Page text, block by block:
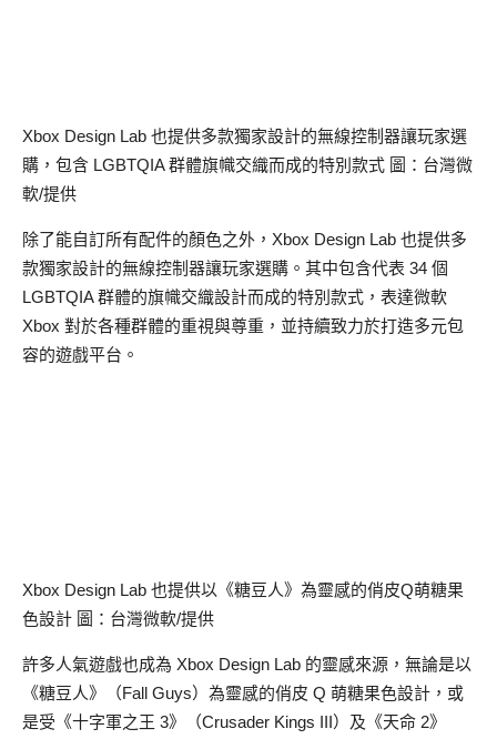
Xbox Design Lab 也提供多款獨家設計的無線控制器讓玩家選
購，包含 LGBTQIA 群體旗幟交織而成的特別款式 圖：台灣微
軟/提供
除了能自訂所有配件的顏色之外，Xbox Design Lab 也提供多
款獨家設計的無線控制器讓玩家選購。其中包含代表 34 個
LGBTQIA 群體的旗幟交織設計而成的特別款式，表達微軟
Xbox 對於各種群體的重視與尊重，並持續致力於打造多元包
容的遊戲平台。
Xbox Design Lab 也提供以《糖豆人》為靈感的俏皮Q萌糖果
色設計 圖：台灣微軟/提供
許多人氣遊戲也成為 Xbox Design Lab 的靈感來源，無論是以
《糖豆人》（Fall Guys）為靈感的俏皮 Q 萌糖果色設計，或
是受《十字軍之王 3》（Crusader Kings III）及《天命 2》